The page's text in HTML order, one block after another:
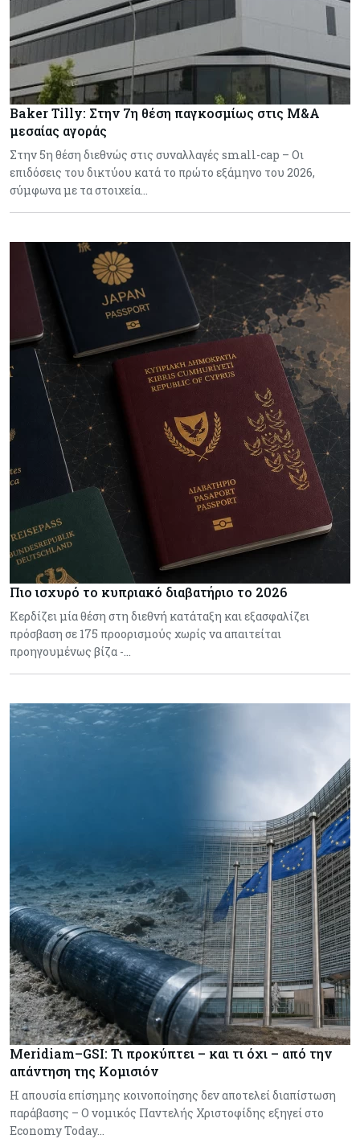
Baker Tilly: Στην 7η θέση παγκοσμίως στις M&A
μεσαίας αγοράς
Στην 5η θέση διεθνώς στις συναλλαγές small-cap – Οι
επιδόσεις του δικτύου κατά το πρώτο εξάμηνο του 2026,
σύμφωνα με τα στοιχεία…
Πιο ισχυρό το κυπριακό διαβατήριο το 2026
Κερδίζει μία θέση στη διεθνή κατάταξη και εξασφαλίζει
πρόσβαση σε 175 προορισμούς χωρίς να απαιτείται
προηγουμένως βίζα -…
Meridiam–GSI: Τι προκύπτει – και τι όχι – από την
απάντηση της Κομισιόν
Η απουσία επίσημης κοινοποίησης δεν αποτελεί διαπίστωση
παράβασης – Ο νομικός Παντελής Χριστοφίδης εξηγεί στο
Economy Today…